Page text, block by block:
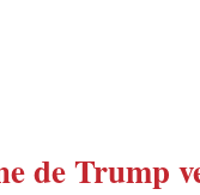
de Trump